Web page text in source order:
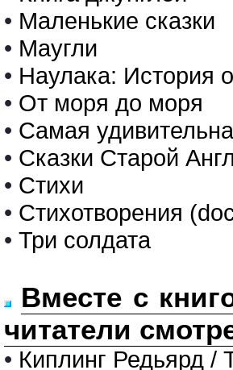
• Маленькие сказки
• Маугли
• Наулака: История
• От моря до моря
• Самая
• Сказки Старой
• Стихи
• Стихотворения
• Три солдата
Вместе с
читатели
• Киплинг Редьярд /